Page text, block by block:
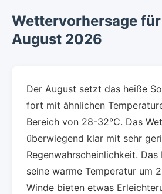
Wettervorhersage
August 2026
Der August setzt das heiße
fort mit ähnlichen
Bereich von 28-32°C. Das
überwiegend klar mit sehr
Regenwahrscheinlichkeit. Das
seine warme Temperatur um
Winde bieten etwas